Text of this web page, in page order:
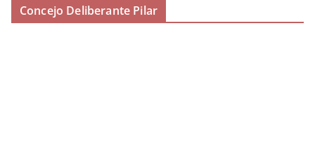
Concejo Deliberante Pilar